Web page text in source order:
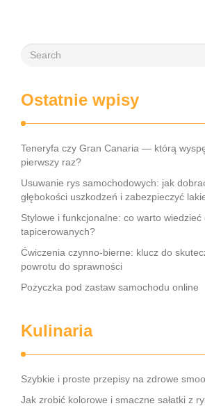
Ostatnie wpisy
Teneryfa czy Gran Canaria — którą
pierwszy raz?
Usuwanie rys samochodowych: jak
głębokości uszkodzeń i zabezpieczyć
Stylowe i funkcjonalne: co warto wiedzieć
tapicerowanych?
Ćwiczenia czynno-bierne: klucz do
powrotu do sprawności
Pożyczka pod zastaw samochodu online
Kulinaria
Szybkie i proste przepisy na zdrowe
Jak zrobić kolorowe i smaczne sałatki z